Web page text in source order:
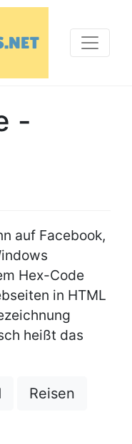
-
auf Facebook,
Hex-Code
in HTML
heißt das
Reisen